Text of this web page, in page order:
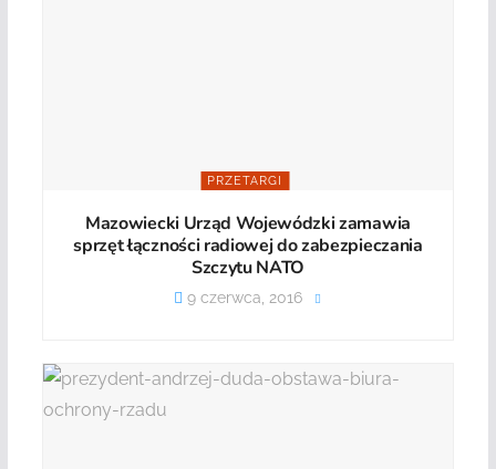
PRZETARGI
Mazowiecki Urząd Wojewódzki zamawia
sprzęt łączności radiowej do zabezpieczania
Szczytu NATO
9 czerwca, 2016